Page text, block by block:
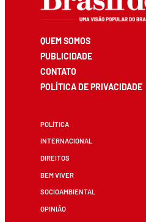
QUEM SOMOS
PUBLICIDADE
CONTATO
POLÍTICA DE PRIVACIDADE
POLÍTICA
INTERNACIONAL
DIREITOS
BEM VIVER
SOCIOAMBIENTAL
OPINIÃO